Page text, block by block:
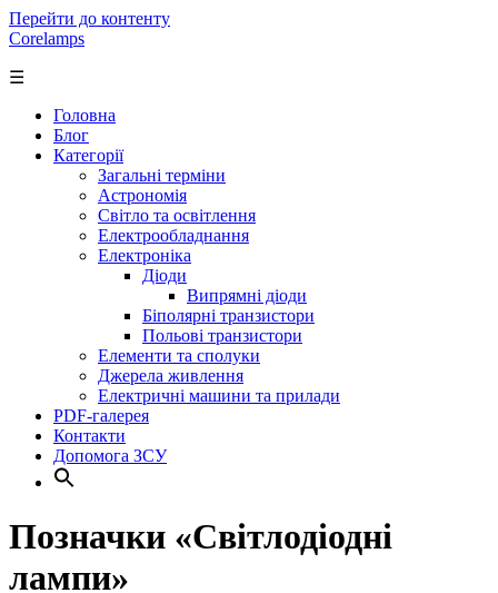
Перейти до контенту
Corelamps
☰
Головна
Блог
Категорії
Загальні терміни
Астрономія
Світло та освітлення
Електрообладнання
Електроніка
Діоди
Випрямні діоди
Біполярні транзистори
Польові транзистори
Елементи та сполуки
Джерела живлення
Електричні машини та прилади
PDF-галерея
Контакти
Допомога ЗСУ
Позначки «Світлодіодні
лампи»